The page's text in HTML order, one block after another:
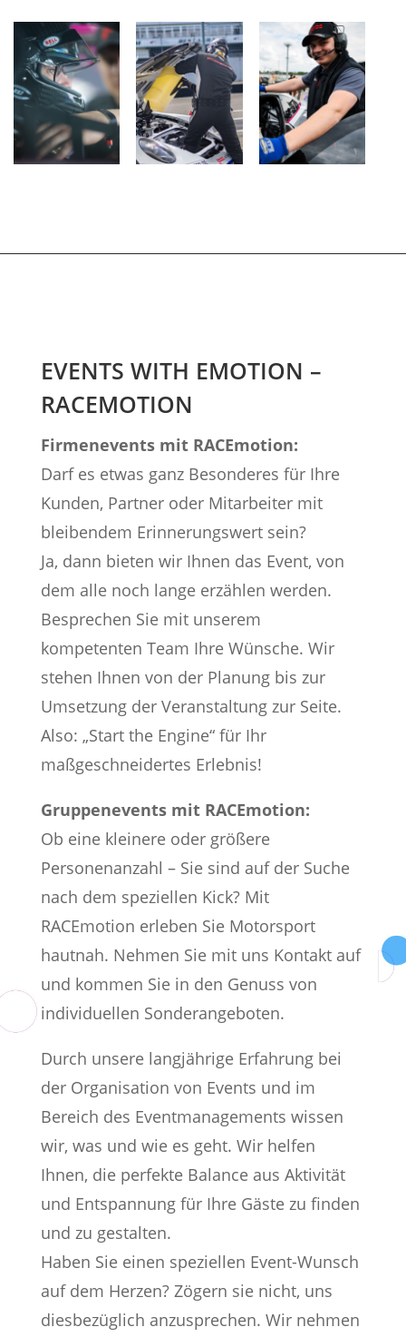
EVENTS WITH EMOTION –
RACEMOTION
Firmenevents mit RACEmotion:
Darf es etwas ganz Besonderes für Ihre
Kunden, Partner oder Mitarbeiter mit
bleibendem Erinnerungswert sein?
Ja, dann bieten wir Ihnen das Event, von
dem alle noch lange erzählen werden.
Besprechen Sie mit unserem
kompetenten Team Ihre Wünsche. Wir
stehen Ihnen von der Planung bis zur
Umsetzung der Veranstaltung zur Seite.
Also: „Start the Engine“ für Ihr
maßgeschneidertes Erlebnis!
Gruppenevents mit RACEmotion:
Ob eine kleinere oder größere
Personenanzahl – Sie sind auf der Suche
nach dem speziellen Kick?Mit
RACEmotion erleben Sie Motorsport
hautnah. Nehmen Sie mit uns Kontakt auf
und kommen Sie in den Genuss von
individuellen Sonderangeboten.
Durch unsere langjährige Erfahrung bei
der Organisation von Events und im
Bereich des Eventmanagements wissen
wir, was und wie es geht. Wir helfen
Ihnen, die perfekte Balance aus Aktivität
und Entspannung für Ihre Gäste zu finden
und zu gestalten.
Haben Sie einen speziellen Event-Wunsch
auf dem Herzen? Zögern sie nicht, uns
diesbezüglich anzusprechen. Wir nehmen